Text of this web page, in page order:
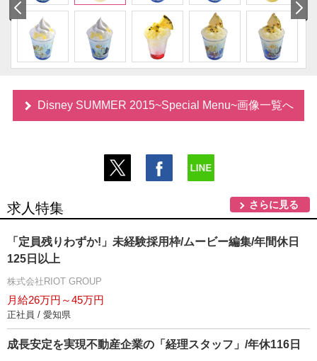
Disney SUMMER 2015~Special Menu~画像一覧へ
求人特集 さらに見る
「定員残りわずか!」未経験採用枠/ムービー編集/年間休日
125日以上
株式会社RIOT GROUP
月給26万円～45万円
正社員 / 愛知県
成長安定を実現不動産企業の「経理スタッフ」/年休116日